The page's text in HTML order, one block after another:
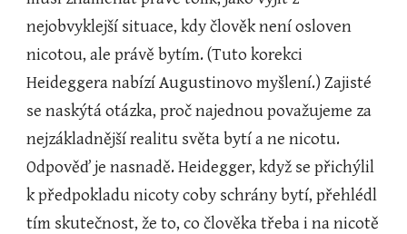
nejobvyklejší situace, kdy člověk není osloven
nicotou, ale právě bytím. (Tuto korekci
Heideggera nabízí Augustinovo myšlení.) Zajisté
se naskýtá otázka, proč najednou považujeme za
nejzákladnější realitu světa bytí a ne nicotu.
Odpověď je nasnadě. Heidegger, když se přichýlil
k předpokladu nicoty coby schrány bytí, přehlédl
tím skutečnost, že to, co člověka třeba i na nicotě